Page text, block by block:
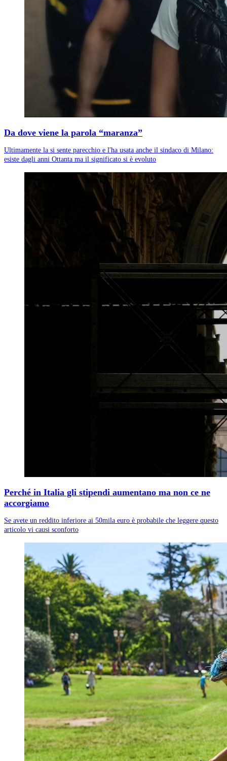
Da dove viene la parola “maranza”
Ultimamente la si sente parecchio e l'ha usata anche il sindaco di Milano:
esiste dagli anni Ottanta ma il significato si è evoluto
Perché in Italia gli stipendi aumentano ma non ce ne
accorgiamo
Se avete un reddito inferiore ai 50mila euro è probabile che leggere questo
articolo vi causi sconforto